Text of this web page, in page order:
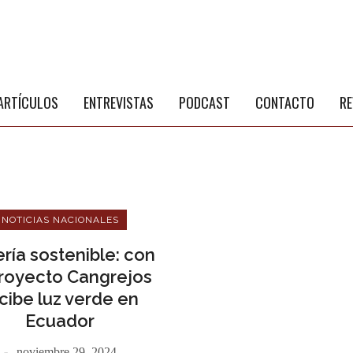
ENTREVISTAS PODCAST CONTACTO
NOTICIAS NACIONALES
sostenible: con
Cangrejos
luz verde en
Ecuador
PRINCIPAL